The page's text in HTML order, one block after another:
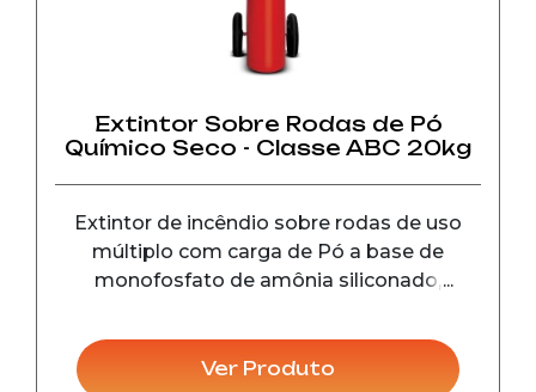
Extintor Sobre Rodas de Pó
Químico Seco - Classe ABC 20kg
Extintor de incêndio sobre rodas de uso
múltiplo com carga de Pó a base de
monofosfato de amônia siliconado,
classes ABC.
Ver Produto